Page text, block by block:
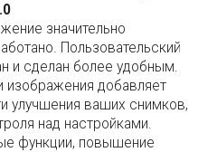
значительно
Пользовательский
и сделан более удобным.
изображения добавляет
улучшения ваших снимков,
над настройками.
функции, повышение